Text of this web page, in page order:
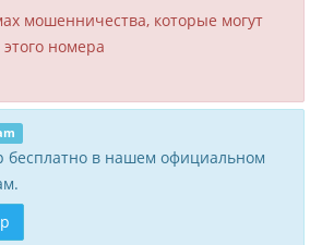
мошенни­чества, кото­рые могут
этого номера
бесплатно в нашем официальном